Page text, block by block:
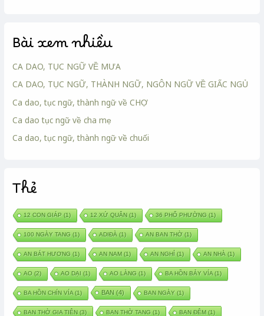
Bài xem nhiều
CA DAO, TỤC NGỮ VỀ MƯA
CA DAO, TỤC NGỮ, THÀNH NGỮ, NGÔN NGỮ VỀ GIẤC NGỦ
Ca dao, tục ngữ, thành ngữ về CHỢ
Ca dao tục ngữ về cha mẹ
Ca dao, tục ngữ, thành ngữ về chuối
Thẻ
12 CON GIÁP (1) 12 XỨ QUÂN (1) 36 PHỐ PHƯỜNG (1)
100 NGÀY TANG (1) ADIĐÀ (1) AN BAN THỜ(1)
AN BÁT HƯƠNG (1) AN NAM(1) AN NGHỈ(1) AN NHÀ (1)
AO (2) AO DẠI (1) AO LÀNG (1) BA HỒN BẢY VÍA(1)
BA HỒN CHÍN VÍA(1) BAN (4) BAN NGÀY (1)
BAN THỜ GIA TIÊN (3) BAN THỜ TANG (1) BAN ĐÊM(1)